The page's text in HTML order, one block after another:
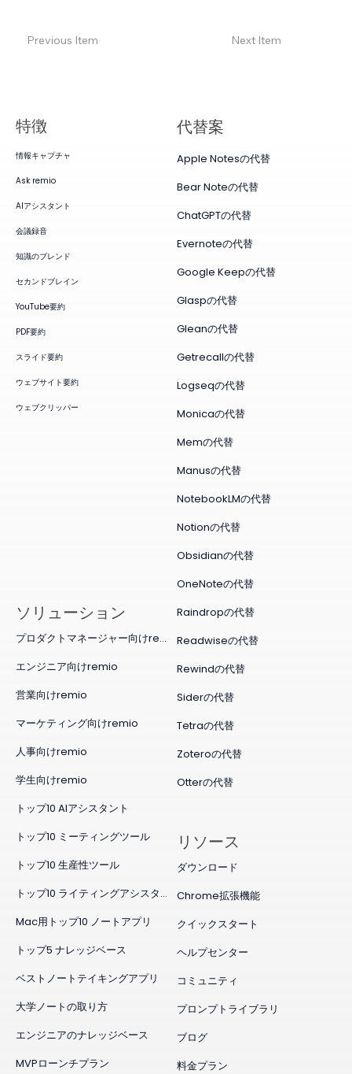
Previous Item Next Item
特徴
情報キャプチャ
Ask remio
AIアシスタント
会議録音
知識のブレンド
セカンドブレイン
YouTube要約
PDF要約
スライド要約
ウェブサイト要約
ウェブクリッパー
代替案
Apple Notesの代替
Bear Noteの代替
ChatGPTの代替
Evernoteの代替
Google Keepの代替
Glaspの代替
Gleanの代替
Getrecallの代替
Logseqの代替
Monicaの代替
Memの代替
Manusの代替
NotebookLMの代替
Notionの代替
Obsidianの代替
OneNoteの代替
Raindropの代替
Readwiseの代替
Rewindの代替
Siderの代替
Tetraの代替
Zoteroの代替
Otterの代替
ソリューション
プロダクトマネージャー向けremio
エンジニア向けremio
営業向けremio
マーケティング向けremio
人事向けremio
学生向けremio
トップ10 AIアシスタント
トップ10 ミーティングツール
トップ10 生産性ツール
トップ10 ライティングアシスタント
Mac用トップ10 ノートアプリ
トップ5 ナレッジベース
ベストノートテイキングアプリ
大学ノートの取り方
エンジニアのナレッジベース
MVPローンチプラン
リソース
ダウンロード
Chrome拡張機能
クイックスタート
ヘルプセンター
コミュニティ
プロンプトライブラリ
ブログ
料金プラン